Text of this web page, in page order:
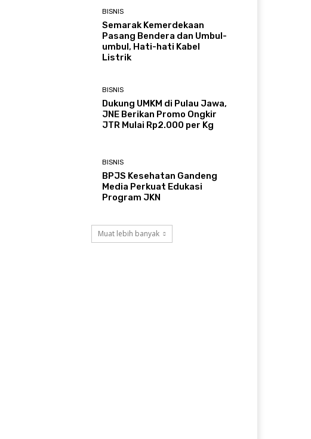
BISNIS
Semarak Kemerdekaan
Pasang Bendera dan Umbul-
umbul, Hati-hati Kabel
Listrik
BISNIS
Dukung UMKM di Pulau Jawa,
JNE Berikan Promo Ongkir
JTR Mulai Rp2.000 per Kg
BISNIS
BPJS Kesehatan Gandeng
Media Perkuat Edukasi
Program JKN
Muat lebih banyak